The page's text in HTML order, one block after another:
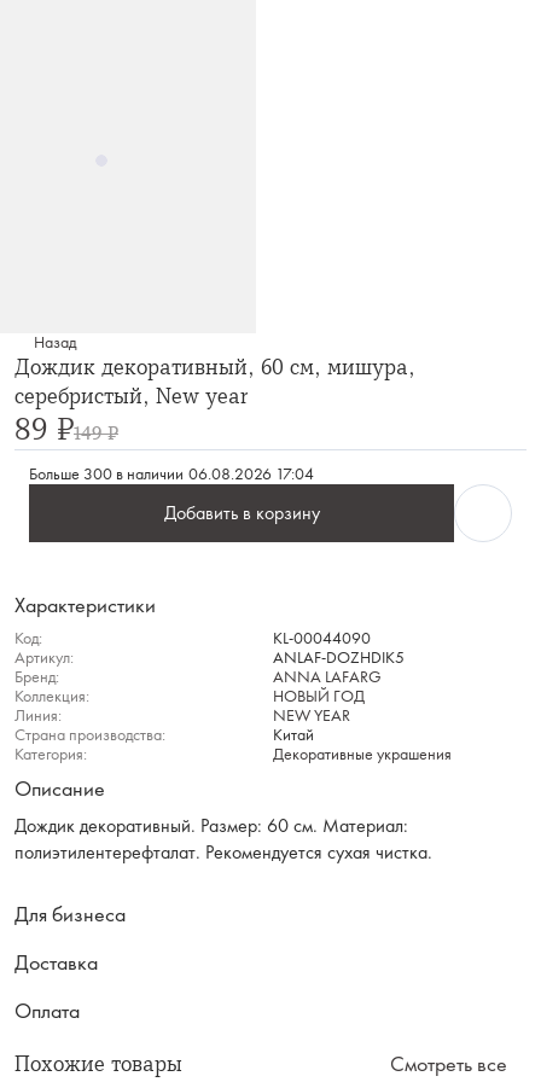
Назад
Дождик декоративный, 60 см, мишура,
серебристый, New year
89 ₽149 ₽
Больше 300 в наличии 06.08.2026 17:04
Добавить в корзину
Характеристики
Код:
KL-00044090
Артикул:
ANLAF-DOZHDIK5
Бренд:
ANNA LAFARG
Коллекция:
НОВЫЙ ГОД
Линия:
NEW YEAR
Страна производства:
Китай
Категория:
Декоративные украшения
Описание
Дождик декоративный. Размер: 60 см. Материал:
полиэтилентерефталат. Рекомендуется сухая чистка.
Для бизнеса
Доставка
Оплата
Похожие товары Смотреть все